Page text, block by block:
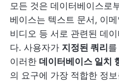
모든 것은 데이터베이스로
베이스는 텍스트 문서, 이
비디오 등 서로 관련된 데
다. 사용자가 지정된 쿼리
이러한 데이터베이스 일치
의 요구에 가장 적합한 정